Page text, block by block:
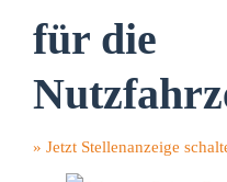
für die
» Jetzt Stellenanzeige